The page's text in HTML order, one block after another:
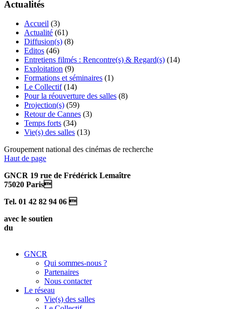
Actualités
Accueil (3)
Actualité (61)
Diffusion(s) (8)
Editos (46)
Entretiens filmés : Rencontre(s) & Regard(s) (14)
Exploitation (9)
Formations et séminaires (1)
Le Collectif(14)
Pour la réouverture des salles (8)
Projection(s) (59)
Retour de Cannes (3)
Temps forts (34)
Vie(s) des salles (13)
Groupement national des cinémas de recherche
Haut de page
GNCR 19 rue de Frédérick Lemaître
75020 Paris
Tel. 01 42 82 94 06 
avec le soutien
du
GNCR
Qui sommes-nous ?
Partenaires
Nous contacter
Le réseau
Vie(s) des salles